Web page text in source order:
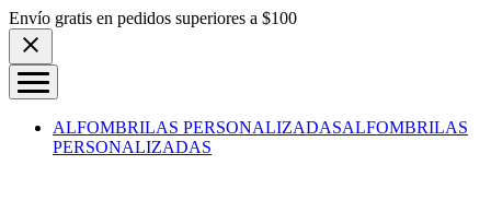
Skip to content
Envío gratis en pedidos superiores a $100
ALFOMBRILAS PERSONALIZADASALFOMBRILAS
PERSONALIZADAS